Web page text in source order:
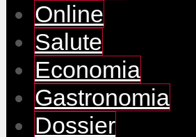
Online
Salute
Economia
Gastronomia
Dossier